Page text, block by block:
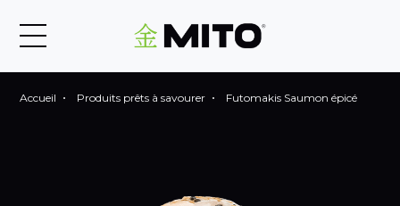
Accueil Produits prêts à savourer Futomakis Saumon épicé